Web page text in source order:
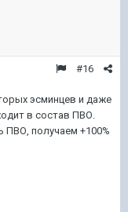
#16
эсминцев и даже
в состав ПВО.
ПВО, получаем +100%